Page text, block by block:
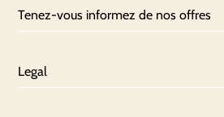
Tenez-vous informez de nos offres
Legal